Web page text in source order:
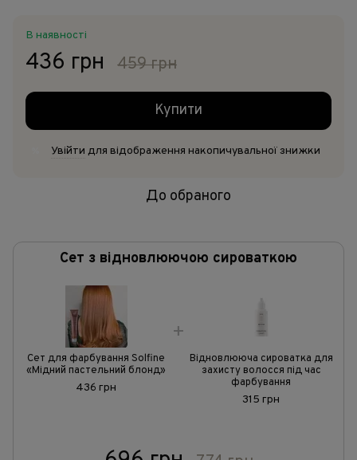
В наявності
436 грн 459 грн
Купити
Увійти для відображення накопичувальної знижки
До обраного
Сет з відновлюючою сироваткою
Сет для фарбування Solfine
«Мідний пастельний блонд»
436 грн
Відновлююча сироватка для
захисту волосся під час
фарбування
315 грн